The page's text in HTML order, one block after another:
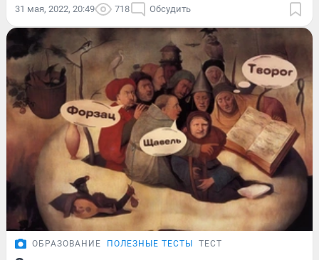
31 мая, 2022, 20:49 718 Обсудить
ОБРАЗОВАНИЕ ПОЛЕЗНЫЕ ТЕСТЫ ТЕСТ